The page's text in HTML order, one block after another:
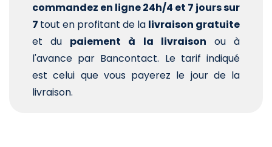
commandez en ligne 24h/4 et 7 jours sur
7 tout en profitant de la livraison gratuite
et du paiement à la livraison ou à
l'avance par Bancontact. Le tarif indiqué
est celui que vous payerez le jour de la
livraison.